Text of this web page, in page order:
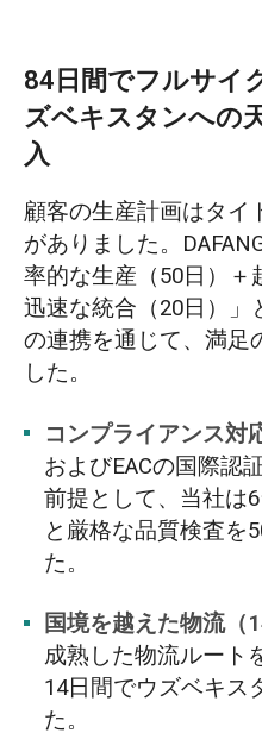
84日間でフルサイ
ズベキスタンへの
入
顧客の生産計画はタイ
がありました。
率的な生産（50日）＋
迅速な統合（20日）
の連携を通じて、満足
した。
コンプライアンス対
およびEACの国際認
前提として、当社は
と厳格な品質検査を
た。
国境を越えた物流（
成熟した物流ルート
14日間でウズベキス
た。